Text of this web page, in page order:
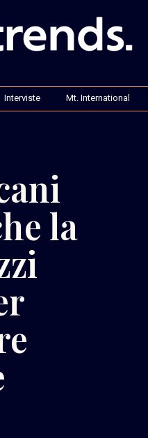
Interviste Mt. International
la